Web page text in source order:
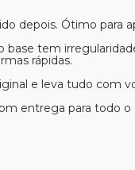
depois. Ótimo para
base tem
rápidas.
e leva tudo com
entrega para todo o